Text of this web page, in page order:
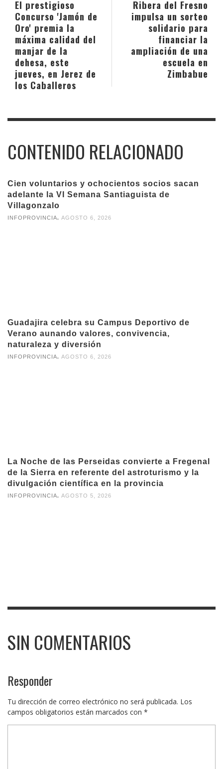
Ribera del Fresno
impulsa un sorteo
solidario para
financiar la
ampliación de una
escuela en
Zimbabue
El prestigioso
Concurso 'Jamón de
Oro' premia la
máxima calidad del
manjar de la
dehesa, este
jueves, en Jerez de
los Caballeros
CONTENIDO RELACIONADO
Cien voluntarios y ochocientos socios sacan
adelante la VI Semana Santiaguista de
Villagonzalo
INFOPROVINCIA, AGOSTO 6, 2026
Guadajira celebra su Campus Deportivo de
Verano aunando valores, convivencia,
naturaleza y diversión
INFOPROVINCIA AGOSTO 6, 2026
La Noche de las Perseidas convierte a Fregenal
de la Sierra en referente del astroturismo y la
divulgación científica en la provincia
INFOPROVINCIA AGOSTO 5, 2026
SIN COMENTARIOS
Responder
Tu dirección de correo electrónico no será publicada. Los
campos obligatorios están marcados con *